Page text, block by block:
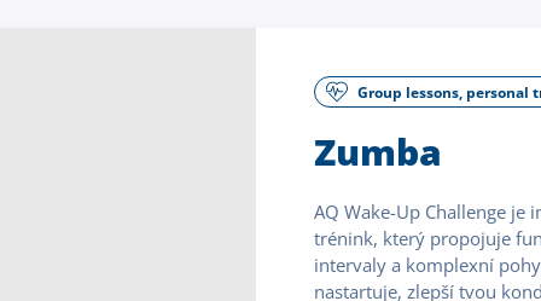
Group lessons, personal
Zumba
AQ Wake-Up Challenge
trénink, který propojuje
intervaly a komplexní
nastartuje, zlepší tvou